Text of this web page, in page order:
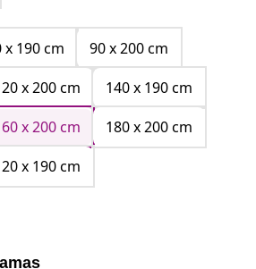
x 190 cm
90 x 200 cm
x 200 cm
140 x 190 cm
x 200 cm
180 x 200 cm
x 190 cm